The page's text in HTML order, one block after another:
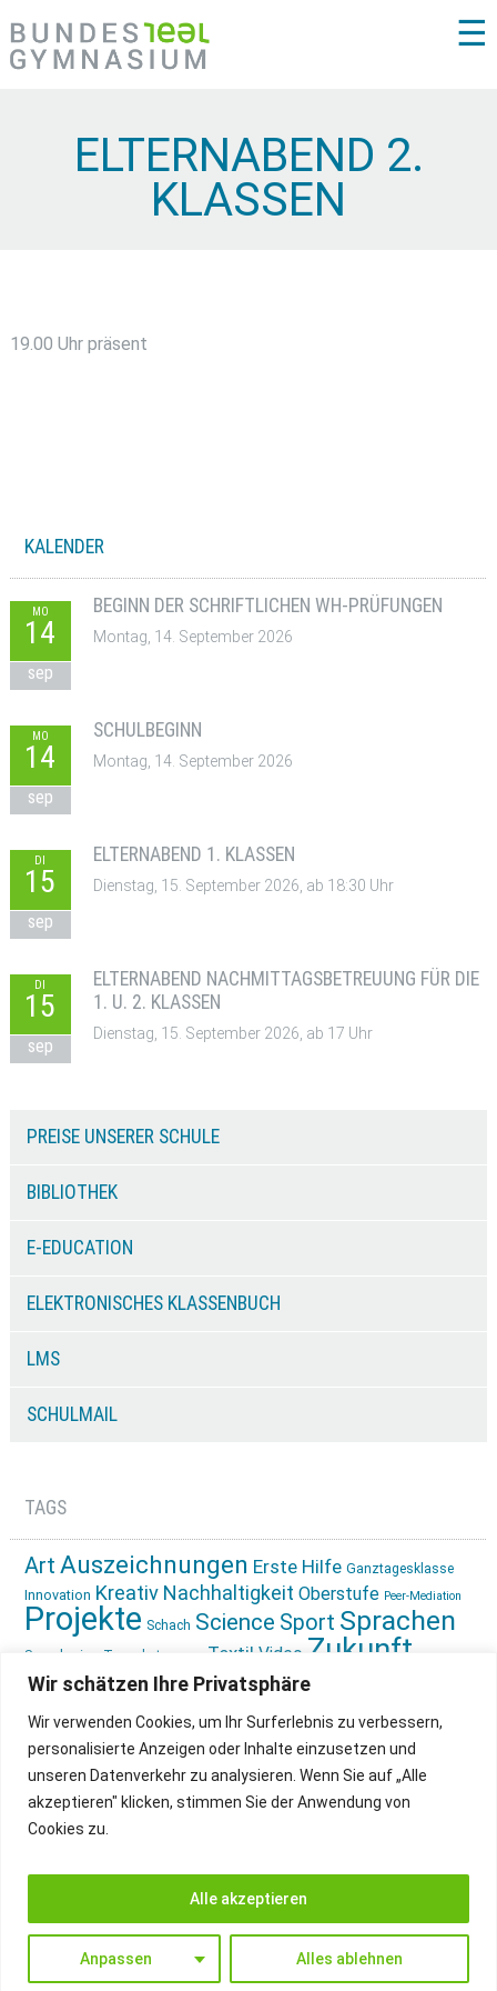
Wir schätzen Ihre Privatsphäre
Wir verwenden Cookies, um Ihr Surferlebnis zu verbessern,
personalisierte Anzeigen oder Inhalte einzusetzen und
unseren Datenverkehr zu analysieren. Wenn Sie auf „Alle
akzeptieren" klicken, stimmen Sie der Anwendung von
Cookies zu.
Anpassen Alles ablehnen
Alle akzeptieren
☰
ELTERNABEND 2.
KLASSEN
19.00 Uhr präsent
KALENDER
MO
14
sep
BEGINN DER SCHRIFTLICHEN WH-PRÜFUNGEN
Montag, 14. September 2026
MO
14
sep
SCHULBEGINN
Montag, 14. September 2026
DI
15
sep
ELTERNABEND 1. KLASSEN
Dienstag, 15. September 2026, ab 18:30 Uhr
DI
15
sep
ELTERNABEND NACHMITTAGSBETREUUNG FÜR DIE
1. U. 2. KLASSEN
Dienstag, 15. September 2026, ab 17 Uhr
PREISE UNSERER SCHULE
BIBLIOTHEK
E-EDUCATION
ELEKTRONISCHES KLASSENBUCH
LMS
SCHULMAIL
TAGS
Art Auszeichnungen Erste Hilfe Ganztagesklasse
Innovation Kreativ Nachhaltigkeit Oberstufe Peer-Mediation
Projekte Schach Science Sport Sprachen
Sprachreise Tagesbetreuung Textil Video Zukunft
gestalten Ökologie
IMPRESSUM